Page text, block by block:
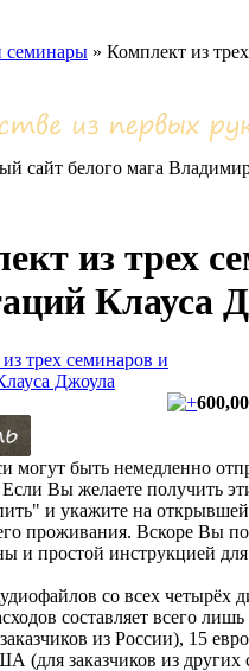
» Комплект из
из трех
Клауса
600,00
могут быть немедленно
Вы желаете получить
и укажите на
проживания. Вскоре Вы
и простой инструкцией
со всех четырёх
составляет всего
из России), 15
(для заказчиков из других